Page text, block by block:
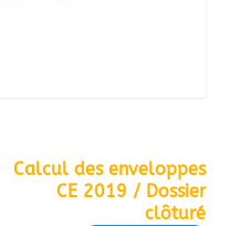
Calcul des enveloppes
CE 2019 / Dossier
clôturé